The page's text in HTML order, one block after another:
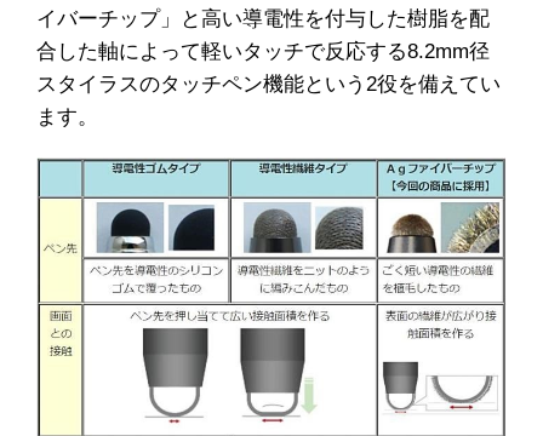
イバーチップ」と高い導電性を付与した樹脂を配
合した軸によって軽いタッチで反応する8.2mm径
スタイラスのタッチペン機能という2役を備えてい
ます。